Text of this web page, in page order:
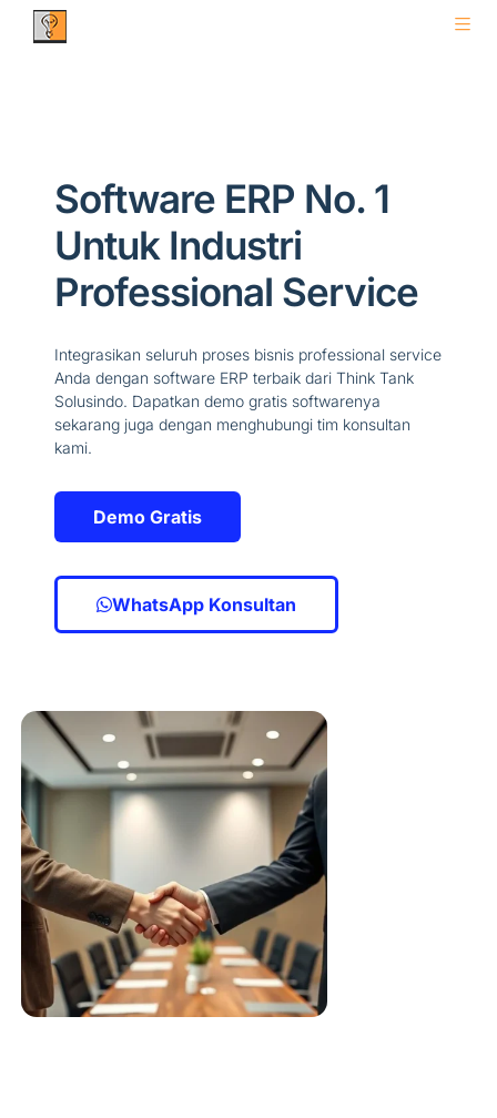
Software ERP No. 1
Untuk Industri
Professional Service
Integrasikan seluruh proses bisnis professional service
Anda dengan software ERP terbaik dari Think Tank
Solusindo. Dapatkan demo gratis softwarenya
sekarang juga dengan menghubungi tim konsultan
kami.
Demo Gratis
WhatsApp Konsultan